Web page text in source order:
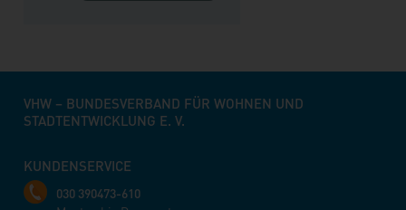
VHW – BUNDESVERBAND FÜR WOHNEN UND
STADTENTWICKLUNG E. V.
KUNDENSERVICE
030 390473-610